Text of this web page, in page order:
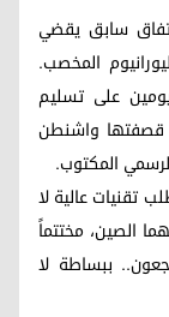
سابق يقضي
المخصب.
على تسليم
قصفتها واشنطن
المكتوب.
تقنيات عالية لا
الصين، مختتماً
ببساطة لا